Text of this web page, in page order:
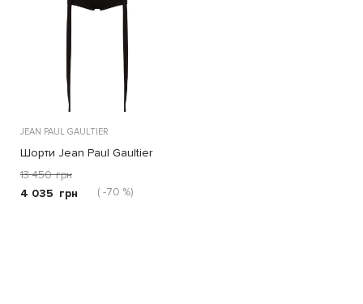
JEAN PAUL GAULTIER
Шорти Jean Paul Gaultier
чорні
13 450 грн
4 035 грн ( -70 %)